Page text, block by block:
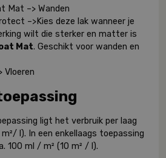
Mat –> Wanden
–>Kies deze lak wanneer je
wilt die sterker en matter is
Mat. Geschikt voor wanden en
Vloeren
ligt het verbruik per laag
l). In een enkellaags toepassing
100 ml / m² (10 m² / l).